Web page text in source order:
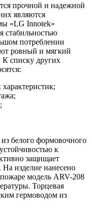
прочной и надежной
являются
«LG Innotek»
стабильностью
потреблении
ровный и мягкий
К списку других
характеристик;
из белого формовочного
к
защищает
изделие нанесено
модель ARV-208
Торцевая
гермоводом из